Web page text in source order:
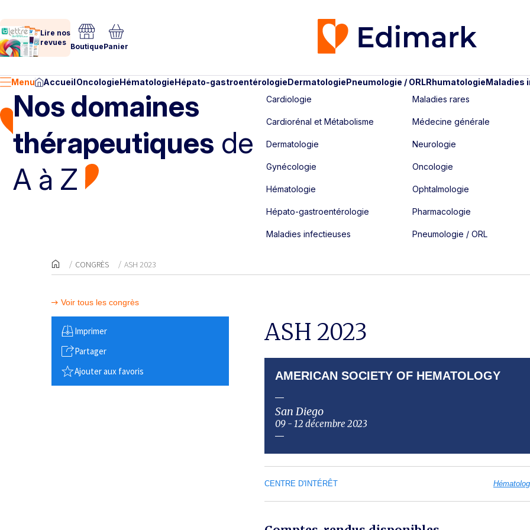
Lire nos
revues BoutiquePanier
Menu AccueilOncologieHématologieHépato-gastroentérologieDermatologiePneumologie / ORLRhumatologieMaladies
Nos domaines
thérapeutiques de
A à Z
Cardiologie
Cardiorénal et Métabolisme
Dermatologie
Gynécologie
Hématologie
Hépato-gastroentérologie
Maladies infectieuses
Maladies rares
Médecine générale
Neurologie
Oncologie
Ophtalmologie
Pharmacologie
Pneumologie / ORL
CONGRÈS ASH 2023
Voir tous les congrès
Imprimer
Partager
Ajouter aux favoris
ASH 2023
AMERICAN SOCIETY OF HEMATOLOGY
San Diego
09 - 12 décembre 2023
CENTRE D'INTÉRÊT